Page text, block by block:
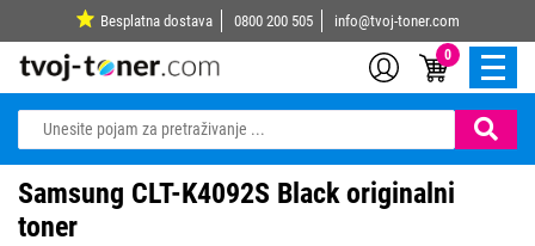
Besplatna dostava 0800 200 505 info@tvoj-toner.com
0
Samsung CLT-K4092S Black originalni
toner